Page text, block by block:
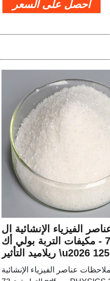
احصل على السعر
الفيزياء الإنشائية ال
تطبيقية-73 - مكيفات التربة بولي أك
ريلاميد التأثير \u2026 125 74 Ma
medov AI Beckmann S
CWM Levy
عناصر الفيزياء الإنشائية